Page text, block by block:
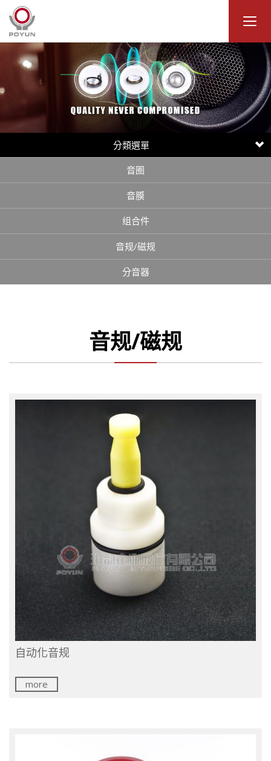
分類選單
音圈
音膜
组合件
音规/磁规
分音器
音规/磁规
自动化音规
more